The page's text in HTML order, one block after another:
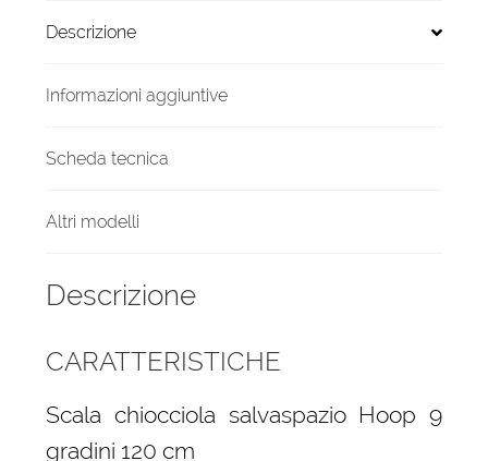
cm
diretto
Descrizione
Informazioni aggiuntive
Scheda tecnica
Altri modelli
Descrizione
CARATTERISTICHE
Scala chiocciola salvaspazio Hoop 9
gradini 120 cm